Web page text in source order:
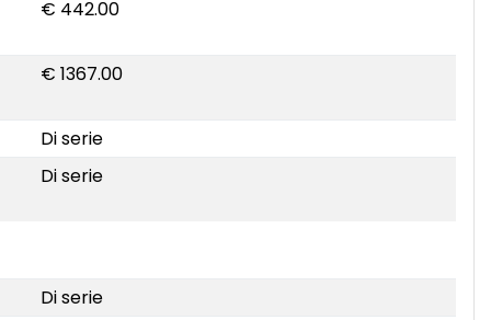
€ 442.00
€ 1367.00
Di serie
Di serie
Di serie